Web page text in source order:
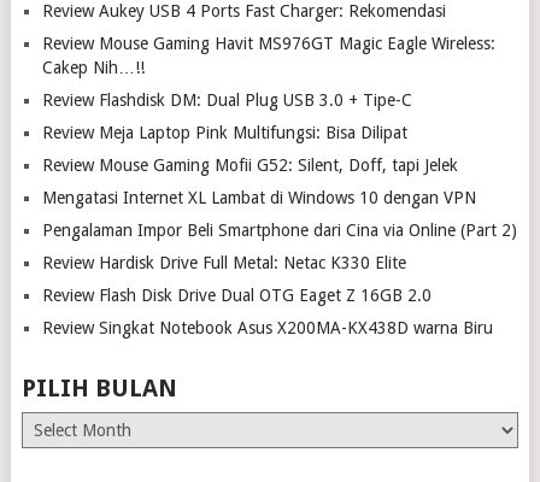
Review Aukey USB 4 Ports Fast Charger: Rekomendasi
Review Mouse Gaming Havit MS976GT Magic Eagle Wireless:
Cakep Nih…!!
Review Flashdisk DM: Dual Plug USB 3.0 + Tipe-C
Review Meja Laptop Pink Multifungsi: Bisa Dilipat
Review Mouse Gaming Mofii G52: Silent, Doff, tapi Jelek
Mengatasi Internet XL Lambat di Windows 10 dengan VPN
Pengalaman Impor Beli Smartphone dari Cina via Online (Part 2)
Review Hardisk Drive Full Metal: Netac K330 Elite
Review Flash Disk Drive Dual OTG Eaget Z 16GB 2.0
Review Singkat Notebook Asus X200MA-KX438D warna Biru
PILIH BULAN
Pilih
Bulan